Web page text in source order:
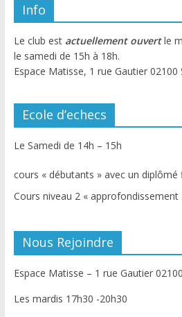
Info
Le club estactuellement ouvertle
le samedi de 15h à 18h.
Espace Matisse, 1 rue Gautier 02100
Ecole d’echecs
Le Samedi de 14h – 15h
cours « débutants » avec un
Cours niveau 2 « approfondissement
Nous Rejoindre
Espace Matisse – 1 rue Gautier
Les mardis 17h30 -20h30